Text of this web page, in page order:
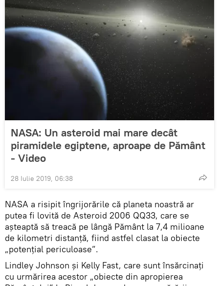
NASA: Un asteroid mai mare decât
piramidele egiptene, aproape de Pământ
- Video
28 Iulie 2019, 06:38
NASA a risipit îngrijorările că planeta noastră ar
putea fi lovită de Asteroid 2006 QQ33, care se
aşteaptă să treacă pe lângă Pământ la 7,4 milioane
de kilometri distanţă, fiind astfel clasat la obiecte
„potențial periculoase”.
Lindley Johnson și Kelly Fast, care sunt însărcinaţi
cu urmărirea acestor „obiecte din apropierea